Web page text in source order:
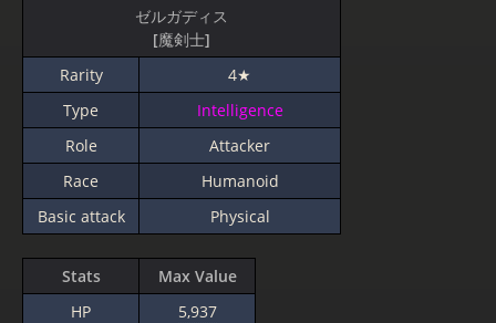
ゼルガディス
[魔剣士]
Rarity
4★
Type
Intelligence
Role
Attacker
Race
Humanoid
Basic attack
Physical
Stats
Max Value
HP
5,937